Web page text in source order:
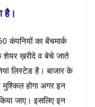
है।
कंपनियों का बेंचमार्क
शेयर ख़रीदे व बेचे जाते
लिस्टेड है। बाजार के
होगा अगर इन
जाए। इसलिए इन